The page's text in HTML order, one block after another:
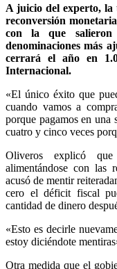
A juicio del experto, la
reconversión
con la que
denominaciones más
cerrará el año en
Internacional.
«El único éxito que
cuando vamos a
porque pagamos en una
cuatro y cinco veces
Oliveros explicó
alimentándose con las
acusó de mentir
cero el déficit fiscal
cantidad de dinero
«Esto es decirle
estoy diciéndote
Otra medida que el